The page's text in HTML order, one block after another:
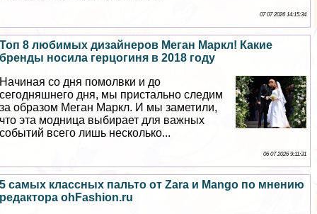
07 07 2026 14:15:34
Топ 8 любимых дизайнеров Меган Маркл! Какие
бренды носила герцогиня в 2018 году
Начиная со дня помолвки и до
сегодняшнего дня, мы пристально следим
за образом Меган Маркл. И мы заметили,
что эта модница выбирает для важных
событий всего лишь несколько...
06 07 2026 9:11:31
5 самых классных пальто от Zara и Mango по мнению
редактора ohFashion.ru